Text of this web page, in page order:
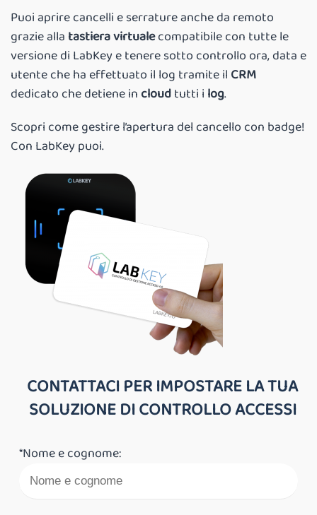
Puoi aprire cancelli e serrature anche da remoto
grazie alla tastiera virtualecompatibile con tutte le
versione di LabKey e tenere sotto controllo ora, data e
utente che ha effettuato il log tramite il CRM
dedicato che detiene in cloudtutti i log.
Scopri come gestire l’apertura del cancello con badge!
Con LabKey puoi.
CONTATTACI PER IMPOSTARE LA TUA
SOLUZIONE DI CONTROLLO ACCESSI
*Nome e cognome: